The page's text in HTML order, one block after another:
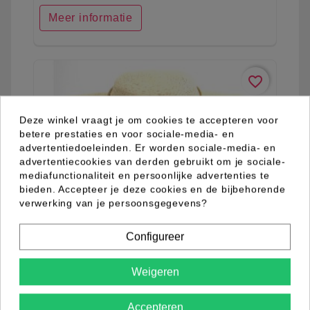
Meer informatie
favorite_border
Deze winkel vraagt je om cookies te accepteren voor
betere prestaties en voor sociale-media- en
advertentiedoeleinden. Er worden sociale-media- en
advertentiecookies van derden gebruikt om je sociale-
mediafunctionaliteit en persoonlijke advertenties te
bieden. Accepteer je deze cookies en de bijbehorende
verwerking van je persoonsgegevens?
Configureer
Weigeren
Accepteren